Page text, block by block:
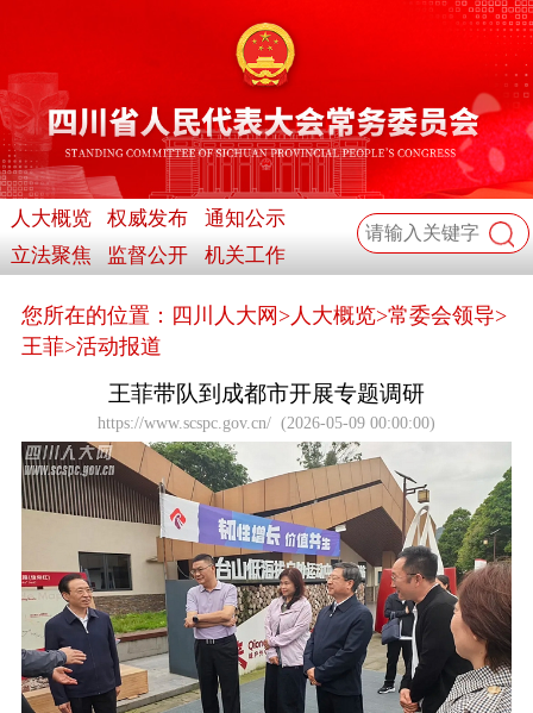
人大概览 权威发布
通知公示
立法聚焦
监督公开 机关工作
您所在的位置： 四川人大网 >人大概览>常委会领导>
王菲>活动报道
王菲带队到成都市开展专题调研
https://www.scspc.gov.cn/ (2026-05-09 00:00:00)